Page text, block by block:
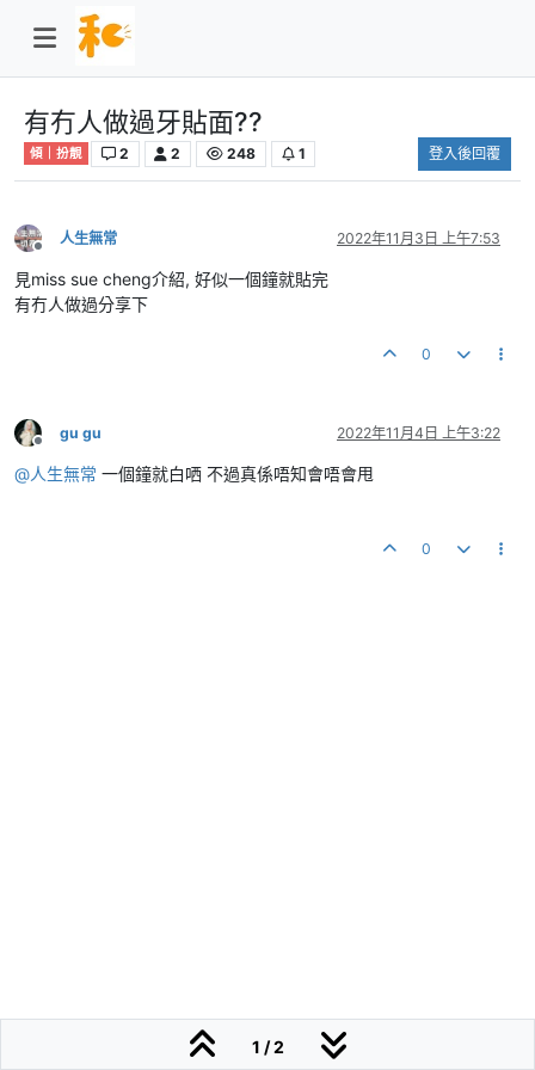
有冇人做過牙貼面??
傾｜扮靚 2 2 248 1 登入後回覆
離線
人生無常 2022年11月3日 上午7:53
見miss sue cheng介紹, 好似一個鐘就貼完
有冇人做過分享下
0
離線
gu gu 2022年11月4日 上午3:22
@人生無常 一個鐘就白哂 不過真係唔知會唔會甩
0
1 / 2